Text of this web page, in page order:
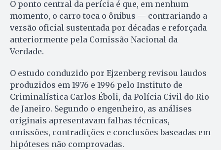
O ponto central da perícia é que, em nenhum
momento, o carro toca o ônibus — contrariando a
versão oficial sustentada por décadas e reforçada
anteriormente pela Comissão Nacional da
Verdade.
O estudo conduzido por Ejzenberg revisou laudos
produzidos em 1976 e 1996 pelo Instituto de
Criminalística Carlos Éboli, da Polícia Civil do Rio
de Janeiro. Segundo o engenheiro, as análises
originais apresentavam falhas técnicas,
omissões, contradições e conclusões baseadas em
hipóteses não comprovadas.